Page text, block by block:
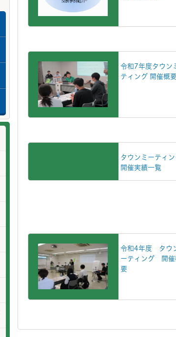
令和7年度タウン
ティング 開催概要
タウンミーティ
開催実績一覧
令和4年度 タウ
ーティング 開催
要